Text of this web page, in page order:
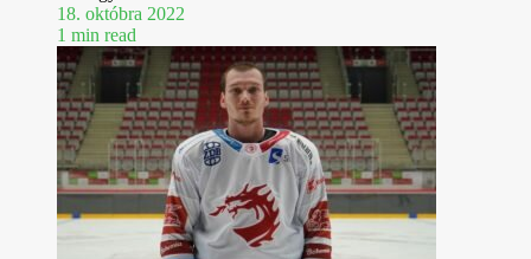
18. októbra 2022
1 min read